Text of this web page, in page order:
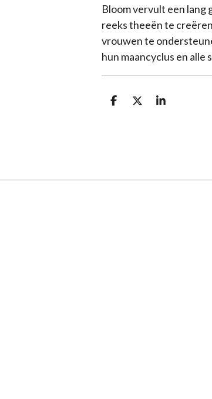
Bloom vervult een lang
reeks theeën te
vrouwen te
hun maancyclus en alle
D
D
S